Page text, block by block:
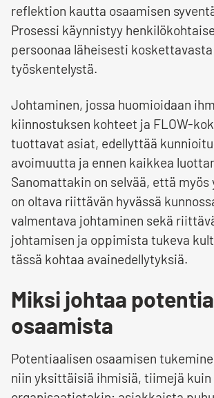
reflektion kautta osaamisen
Prosessi käynnistyy
persoonaa läheisesti koskettavasta
työskentelystä.
Johtaminen, jossa huomioidaan
kiinnostuksen kohteet ja FLOW-
tuottavat asiat, edellyttää
avoimuutta ja ennen kaikkea
Sanomattakin on selvää, että
on oltava riittävän hyvässä
valmentava johtaminen sekä
johtamisen ja oppimista tukeva
tässä kohtaa avainedellytyksiä.
Miksi johtaa
osaamista
Potentiaalisen osaamisen
niin yksittäisiä ihmisiä, tiimejä kuin